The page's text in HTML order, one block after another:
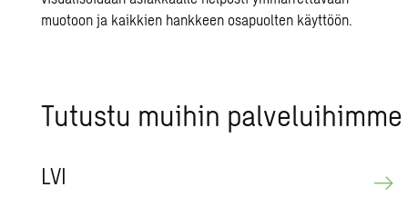
muotoon ja kaikkien hankkeen osapuolten käyttöön.
Tu­tus­tu mui­hin pal­ve­lui­him­me
LVI